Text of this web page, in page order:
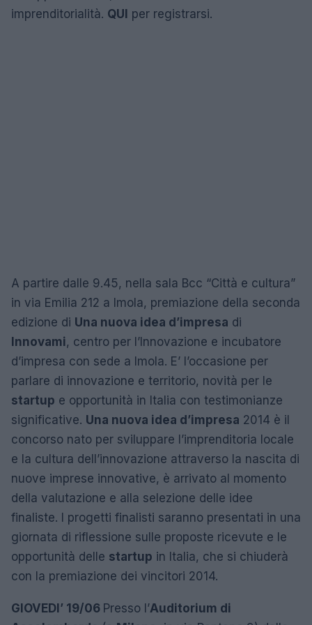
imprenditorialità. QUI per registrarsi.
A partire dalle 9.45, nella sala Bcc “Città e cultura”
in via Emilia 212 a Imola, premiazione della seconda
edizione di Una nuova idea d’impresa di
Innovami, centro per l’Innovazione e incubatore
d’impresa con sede a Imola. E’ l’occasione per
parlare di innovazione e territorio, novità per le
startup e opportunità in Italia con testimonianze
significative. Una nuova idea d’impresa 2014 è il
concorso nato per sviluppare l’imprenditoria locale
e la cultura dell’innovazione attraverso la nascita di
nuove imprese innovative, è arrivato al momento
della valutazione e alla selezione delle idee
finaliste. I progetti finalisti saranno presentati in una
giornata di riflessione sulle proposte ricevute e le
opportunità delle startup in Italia, che si chiuderà
con la premiazione dei vincitori 2014.
GIOVEDI’ 19/06 Presso l’Auditorium di